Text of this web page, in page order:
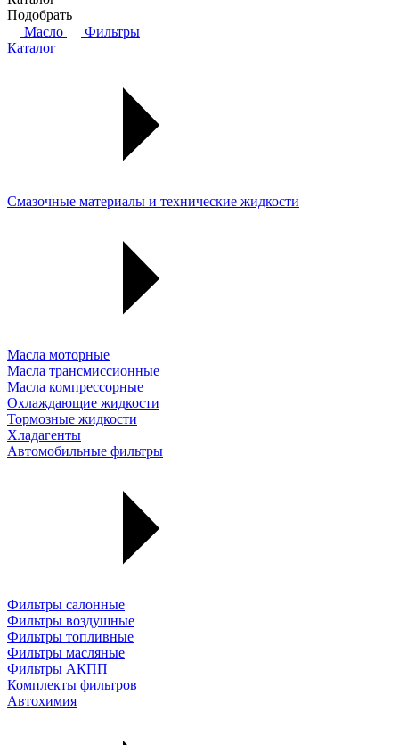
Подобрать
Масло
Фильтры
Каталог
Смазочные материалы и технические жидкости
Масла моторные
Масла трансмиссионные
Масла компрессорные
Охлаждающие жидкости
Тормозные жидкости
Хладагенты
Автомобильные фильтры
Фильтры салонные
Фильтры воздушные
Фильтры топливные
Фильтры масляные
Фильтры АКПП
Комплекты фильтров
Автохимия